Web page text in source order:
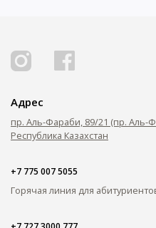
Адрес
пр. Аль-Фараби, 89/21 (пр. Аль-
Республика Казахстан
+7 775 007 5055
Горячая линия для